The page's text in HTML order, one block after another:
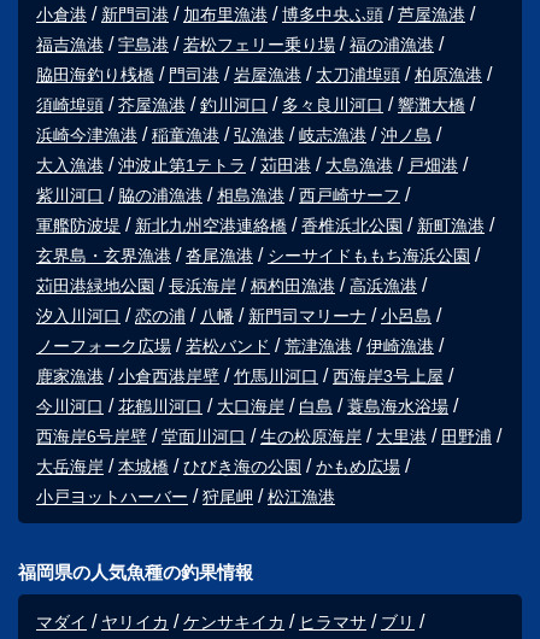
小倉港
新門司港 加布里漁港 博多中央ふ頭
芦屋漁港
福吉漁港
宇島港 若松フェリー乗り場
福の浦漁港
脇田海釣り桟橋
門司港 岩屋漁港 太刀浦埠頭
柏原漁港
須崎埠頭
芥屋漁港 釣川河口 多々良川河口
響灘大橋
浜崎今津漁港
稲童漁港 弘漁港 岐志漁港
沖ノ島
大入漁港
沖波止第1テトラ 苅田港 大島漁港
戸畑港
紫川河口
脇の浦漁港 相島漁港
西戸崎サーフ
軍艦防波堤
新北九州空港連絡橋 香椎浜北公園
新町漁港
玄界島・玄界漁港
沓尾漁港
シーサイドももち海浜公園
苅田港緑地公園
長浜海岸 柄杓田漁港
高浜漁港
汐入川河口
恋の浦 八幡 新門司マリーナ
小呂島
ノーフォーク広場
若松バンド 荒津漁港
伊崎漁港
鹿家漁港
小倉西港岸壁 竹馬川河口
西海岸3号上屋
今川河口
花鶴川河口 大口海岸 白島
蓑島海水浴場
西海岸6号岸壁
堂面川河口 生の松原海岸 大里港
田野浦
大岳海岸
本城橋 ひびき海の公園
かもめ広場
小戸ヨットハーバー
狩尾岬 松江漁港
福岡県の人気魚種の釣果情報
マダイ ヤリイカ ケンサキイカ ヒラマサ ブリ